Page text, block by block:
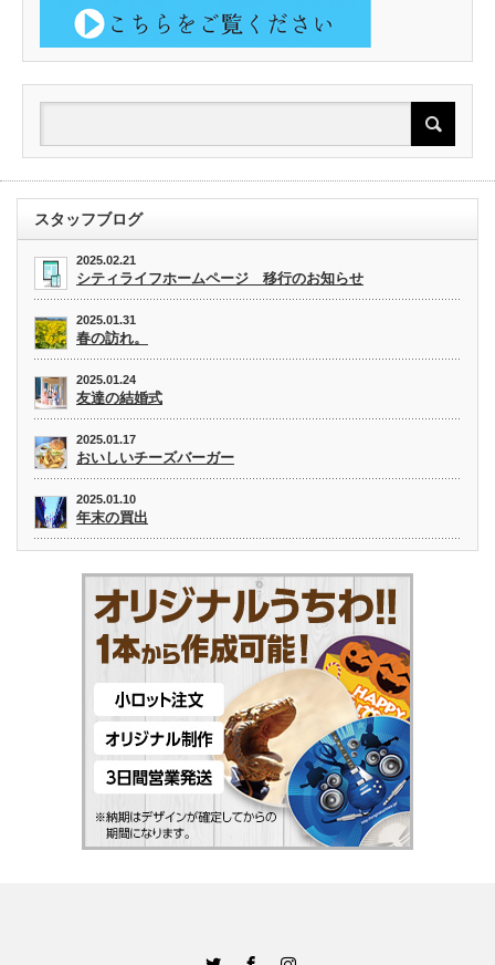
スタッフブログ
2025.02.21
シティライフホームページ 移行のお知らせ
2025.01.31
春の訪れ。
2025.01.24
友達の結婚式
2025.01.17
おいしいチーズバーガー
2025.01.10
年末の買出